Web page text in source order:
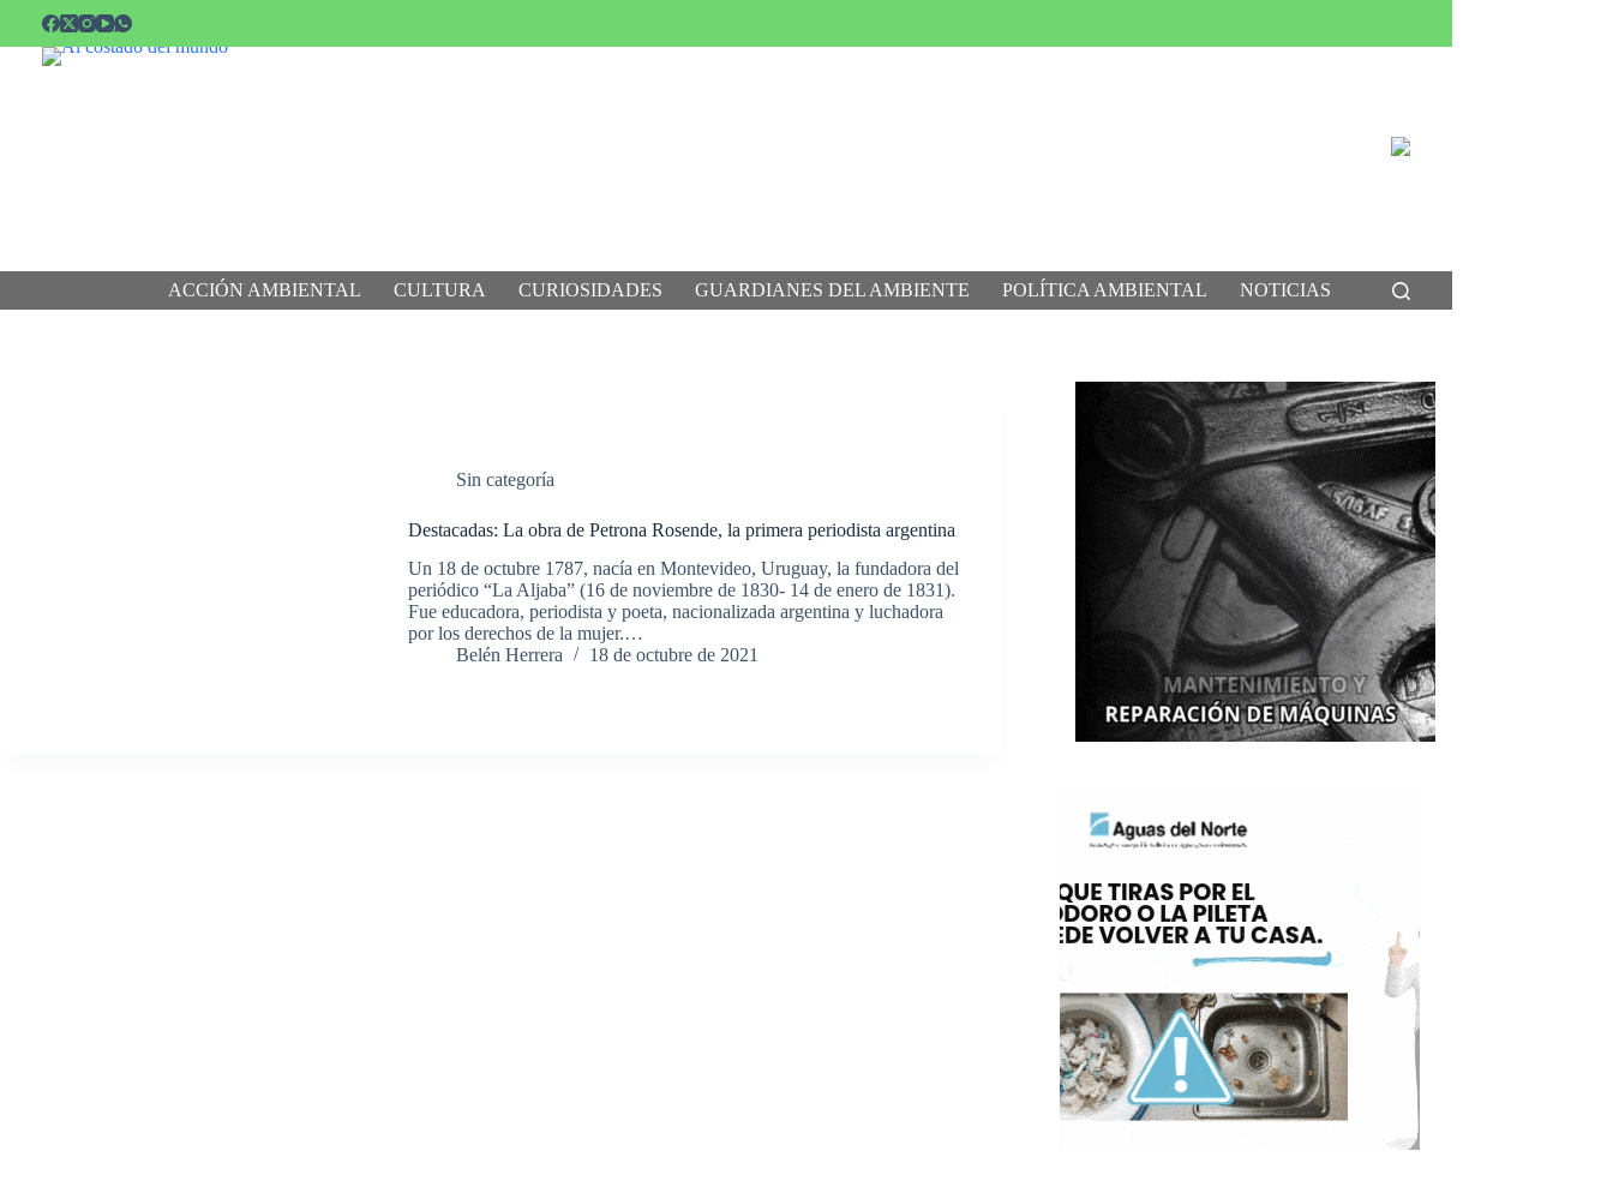
contenido
ACCIÓN AMBIENTAL CULTURA CURIOSIDADES GUARDIANES DEL AMBIENTE POLÍTICA AMBIENTAL NOTICIAS
Sin categoría
Destacadas: La obra de Petrona Rosende, la primera periodista argentina
Un 18 de octubre 1787, nacía en Montevideo, Uruguay, la fundadora del
periódico “La Aljaba” (16 de noviembre de 1830- 14 de enero de 1831).
Fue educadora, periodista y poeta, nacionalizada argentina y luchadora
por los derechos de la mujer.…
Belén Herrera
18 de octubre de 2021